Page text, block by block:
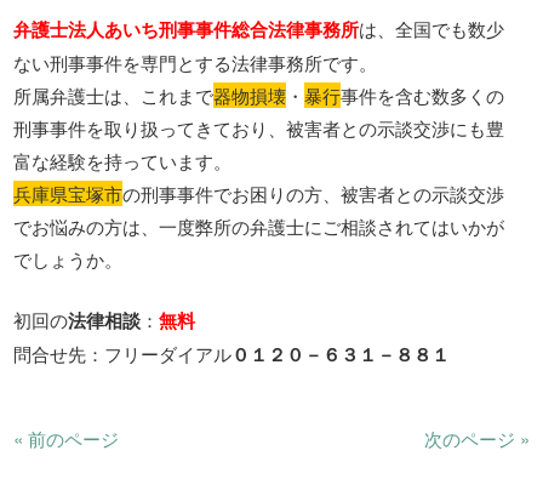
弁護士法人あいち刑事事件総合法律事務所は、全国でも数少
ない刑事事件を専門とする法律事務所です。
所属弁護士は、これまで器物損壊 ・暴行事件を含む数多くの
刑事事件を取り扱ってきており、被害者との示談交渉にも豊
富な経験を持っています。
兵庫県宝塚市の刑事事件でお困りの方、被害者との示談交渉
でお悩みの方は、一度弊所の弁護士にご相談されてはいかが
でしょうか。
初回の法律相談 ：無料
問合せ先：フリーダイアル０１２０－６３１－８８１
« 前のページ 次のページ »